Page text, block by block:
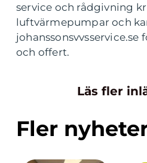
service och rådgivning
luftvärmepumpar och
och offert.
Läs fler
Fler